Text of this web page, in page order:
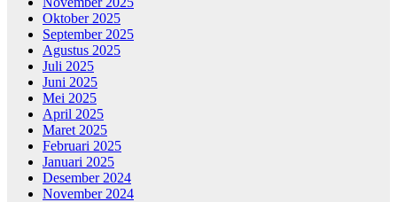
Oktober 2025
September 2025
Agustus 2025
Juli 2025
Juni 2025
Mei 2025
April 2025
Maret 2025
Februari 2025
Januari 2025
Desember 2024
November 2024